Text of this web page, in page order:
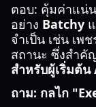
ตอบ: คุ้มค่าแน่
อย่าง Batchy
จำเป็น เช่น เพ
สถานะ ซึ่งสำคั
สำหรับผู้เริ่มต้
ถาม: กลไก